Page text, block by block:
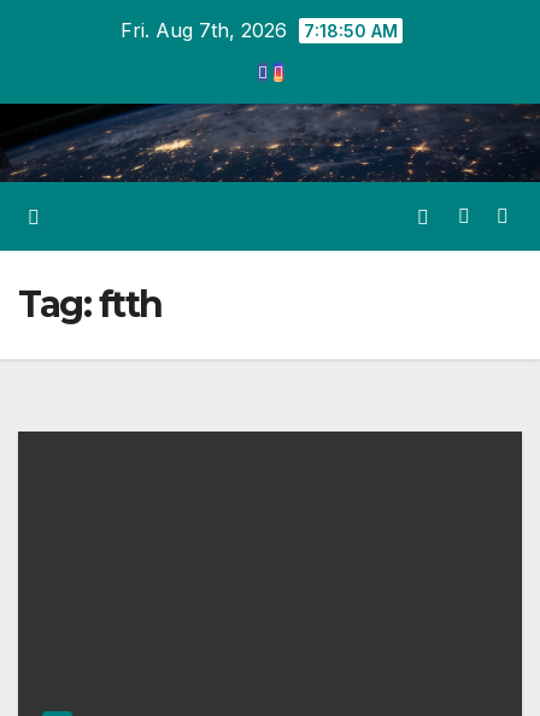
Fri. Aug 7th, 2026 7:18:50 AM
Tag:ftth